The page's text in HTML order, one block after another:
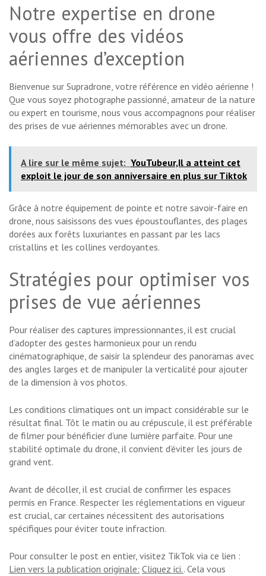
Notre expertise en drone
vous offre des vidéos
aériennes d’exception
Bienvenue sur Supradrone, votre référence en vidéo aérienne !
Que vous soyez photographe passionné, amateur de la nature
ou expert en tourisme, nous vous accompagnons pour réaliser
des prises de vue aériennes mémorables avec un drone.
A lire sur le même sujet: YouTubeur,Il a atteint cet
exploit le jour de son anniversaire en plus sur Tiktok
Grâce à notre équipement de pointe et notre savoir-faire en
drone, nous saisissons des vues époustouflantes, des plages
dorées aux forêts luxuriantes en passant par les lacs
cristallins et les collines verdoyantes.
Stratégies pour optimiser vos
prises de vue aériennes
Pour réaliser des captures impressionnantes, il est crucial
d’adopter des gestes harmonieux pour un rendu
cinématographique, de saisir la splendeur des panoramas avec
des angles larges et de manipuler la verticalité pour ajouter
de la dimension à vos photos.
Les conditions climatiques ont un impact considérable sur le
résultat final. Tôt le matin ou au crépuscule, il est préférable
de filmer pour bénéficier d’une lumière parfaite. Pour une
stabilité optimale du drone, il convient d’éviter les jours de
grand vent.
Avant de décoller, il est crucial de confirmer les espaces
permis en France. Respecter les réglementations en vigueur
est crucial, car certaines nécessitent des autorisations
spécifiques pour éviter toute infraction.
Pour consulter le post en entier, visitez TikTok via ce lien :
Lien vers la publication originale: Cliquez ici.. Cela vous